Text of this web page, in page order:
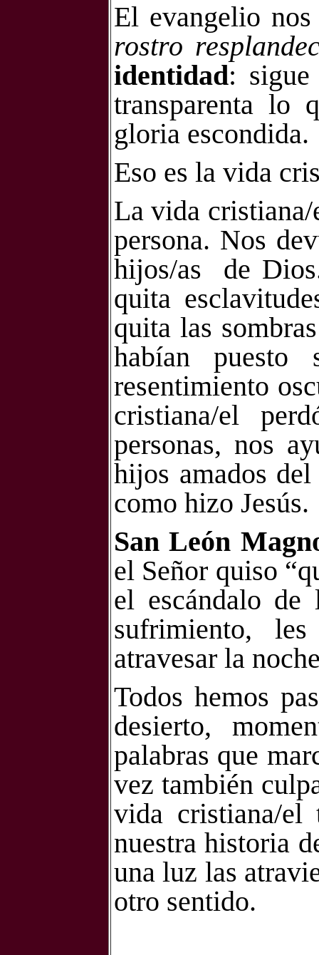
El evangelio
rostro
identidad: sigue
transparenta lo
gloria escondida.
Eso es la vida
La vida
persona. Nos
hijos/as
de
quita
quita las
habían
resentimiento
cristiana/el
personas, nos
hijos amados
como hizo Jesús.
San León
el Señor quiso
el escándalo de
sufrimiento,
atravesar la
Todos hemos
desierto,
palabras que
vez también
vida cristiana/
nuestra historia
una luz las
otro sentido.